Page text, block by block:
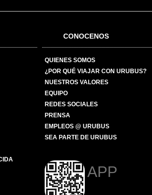
CONOCENOS
QUIENES SOMOS
¿POR QUÉ VIAJAR CON URUBUS?
NUESTROS VALORES
EQUIPO
REDES SOCIALES
PRENSA
EMPLEOS @ URUBUS
SEA PARTE DE URUBUS
APP